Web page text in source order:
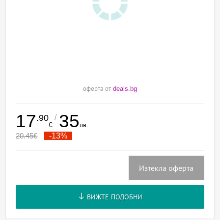
оферта от deals.bg
17.90
€
/ 35лв.
20.45€ -13%
Изтекла оферта
ВИЖТЕ ПОДОБНИ